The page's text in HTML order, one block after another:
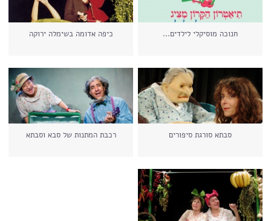
חנוכה מוסיקלי לילדים... כיפה אדומה בשימלה ירוקה
סבתא סורגת סיפורים רכבת המתנות של סבא וסבתא